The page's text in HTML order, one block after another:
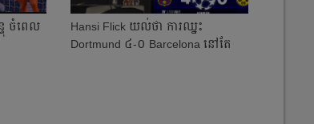
ទុ ចំ​ពេល​​
Hansi Flick យល់​ថា ការ​ឈ្នះ
Dortmund ៤-០ Barcelona នៅ​តែ​​